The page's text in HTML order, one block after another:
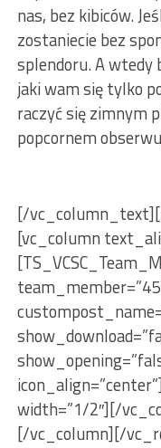
nas, bez kibiców.
zostaniecie bez
splendoru. A wtedy
jaki wam się tylko
raczyć się zimnym
popcornem
[/
[vc_column
width=”1/2″][/
[/vc_column][/